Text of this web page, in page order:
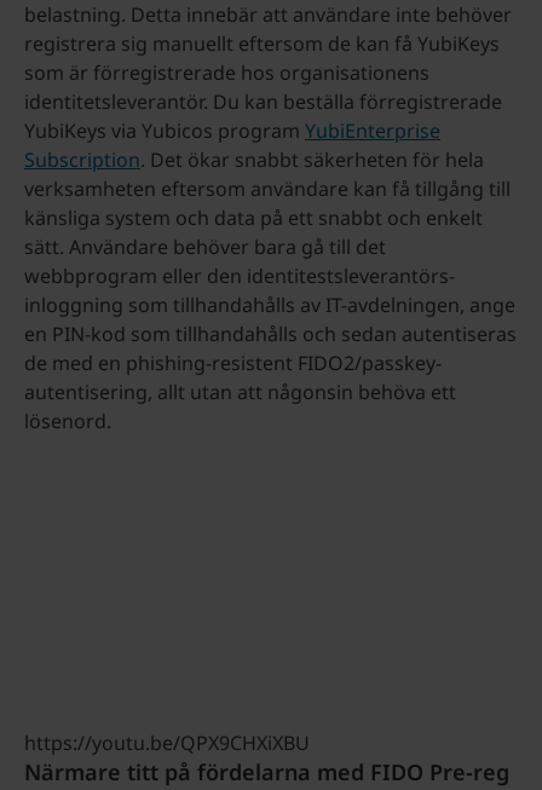
belastning. Detta innebär att användare inte behöver
registrera sig manuellt eftersom de kan få YubiKeys
som är förregistrerade hos organisationens
identitetsleverantör. Du kan beställa förregistrerade
YubiKeys via Yubicos program YubiEnterprise
Subscription. Det ökar snabbt säkerheten för hela
verksamheten eftersom användare kan få tillgång till
känsliga system och data på ett snabbt och enkelt
sätt. Användare behöver bara gå till det
webbprogram eller den identitestsleverantörs-
inloggning som tillhandahålls av IT-avdelningen, ange
en PIN-kod som tillhandahålls och sedan autentiseras
de med en phishing-resistent FIDO2/passkey-
autentisering, allt utan att någonsin behöva ett
lösenord.
https://youtu.be/QPX9CHXiXBU
Närmare titt på fördelarna med FIDO Pre-reg